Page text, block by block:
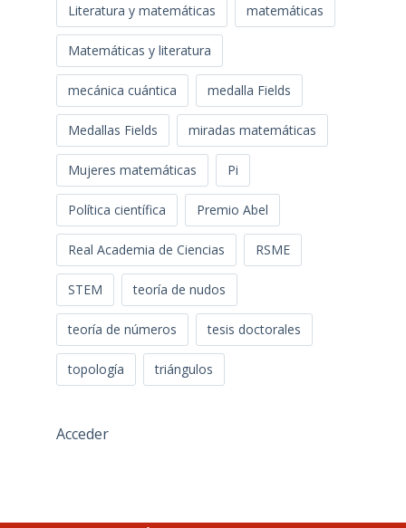
Literatura y matemáticas matemáticas
Matemáticas y literatura
mecánica cuántica medalla Fields
Medallas Fields miradas matemáticas
Mujeres matemáticas Pi
Política científica Premio Abel
Real Academia de Ciencias RSME
STEM teoría de nudos
teoría de números tesis doctorales
topología triángulos
Acceder